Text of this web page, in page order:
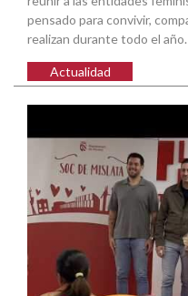
pensado para convivir,
realizan durante todo el año.
Actualidad